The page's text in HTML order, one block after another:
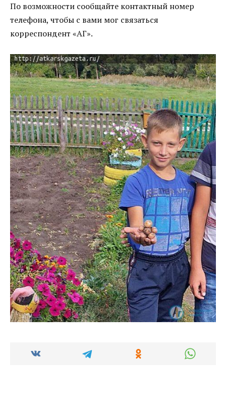
По возможности сообщайте контактный номер
телефона, чтобы с вами мог связаться
корреспондент «АГ».